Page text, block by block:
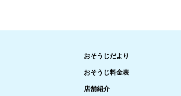
おそうじだより
おそうじ料金表
店舗紹介